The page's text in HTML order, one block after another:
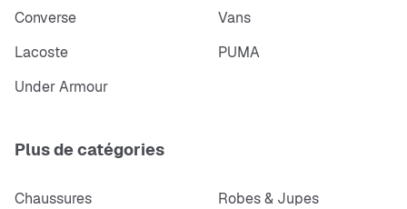
Converse
Vans
Lacoste
PUMA
Under Armour
Plus de catégories
Chaussures
Robes & Jupes